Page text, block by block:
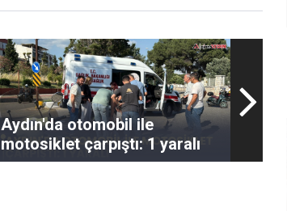
Aydın'da otomobil ile
motosiklet çarpıştı: 1 yaralı